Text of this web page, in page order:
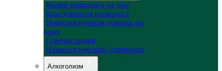
Вызов нарколога на дом
Консультация нарколога
Наркологическая помощь на
дому
Горячая линия
Наркологический стационар
Алкоголизм